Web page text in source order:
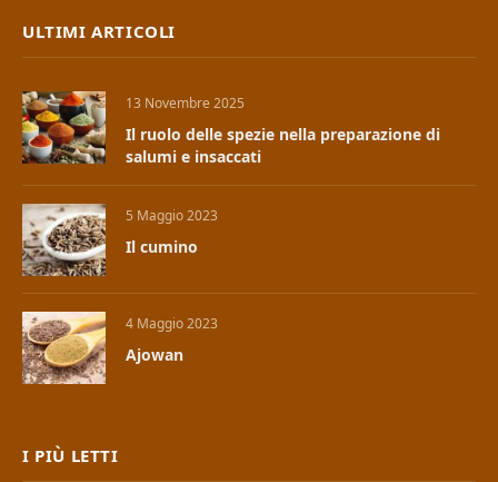
ULTIMI ARTICOLI
13 Novembre 2025
Il ruolo delle spezie nella preparazione di
salumi e insaccati
5 Maggio 2023
Il cumino
4 Maggio 2023
Ajowan
I PIÙ LETTI